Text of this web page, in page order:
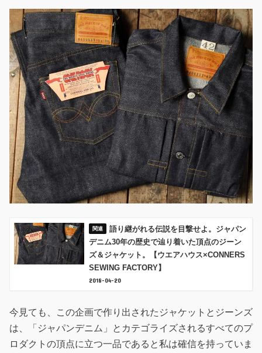
語り継がれる伝説を目撃せよ。ジャパン
デニム30年の歴史で辿り着いた頂点のジーン
ズ＆ジャケット。【ウエアハウス×CONNERS
SEWING FACTORY】
2018-04-20
今見ても、この企画で作り出されたジャケットとジーンズ
は、「ジャパンデニム」とカテゴライズされるすべてのプ
ロダクトの頂点に立つ一品であると私は確信を持っていま